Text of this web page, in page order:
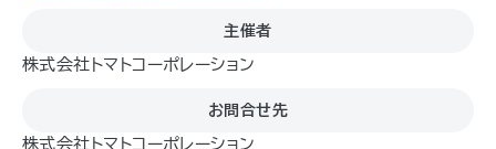
主催者
株式会社トマトコーポレーション
お問合せ先
株式会社トマトコーポレーション